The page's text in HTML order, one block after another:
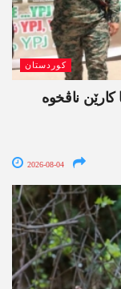
کوردستان
کارێن ناڤخوە
2026-08-04